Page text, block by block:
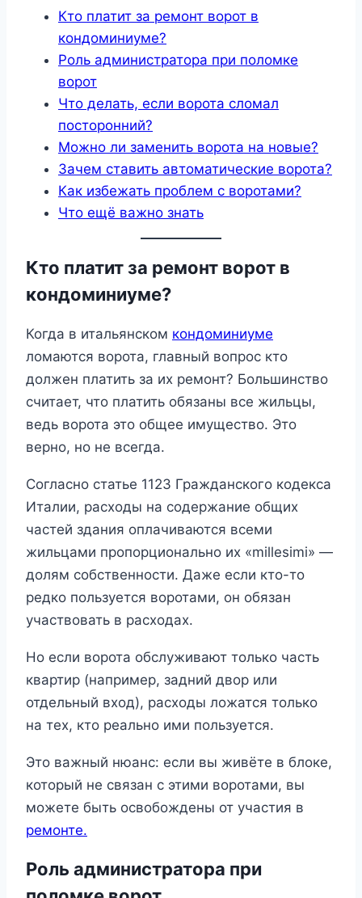
Кто платит за ремонт ворот в
кондоминиуме?
Роль администратора при поломке
ворот
Что делать, если ворота сломал
посторонний?
Можно ли заменить ворота на новые?
Зачем ставить автоматические ворота?
Как избежать проблем с воротами?
Что ещё важно знать
Кто платит за ремонт ворот в
кондоминиуме?
Когда в итальянском кондоминиуме
ломаются ворота, главный вопрос кто
должен платить за их ремонт? Большинство
считает, что платить обязаны все жильцы,
ведь ворота это общее имущество. Это
верно, но не всегда.
Согласно статье 1123 Гражданского кодекса
Италии, расходы на содержание общих
частей здания оплачиваются всеми
жильцами пропорционально их «millesimi» —
долям собственности. Даже если кто-то
редко пользуется воротами, он обязан
участвовать в расходах.
Но если ворота обслуживают только часть
квартир (например, задний двор или
отдельный вход), расходы ложатся только
на тех, кто реально ими пользуется.
Это важный нюанс: если вы живёте в блоке,
который не связан с этими воротами, вы
можете быть освобождены от участия в
ремонте.
Роль администратора при